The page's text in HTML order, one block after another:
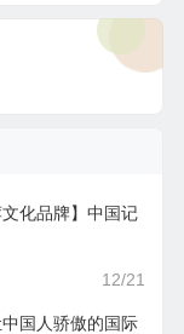
文化品牌】中国记
12/21
国人骄傲的国际